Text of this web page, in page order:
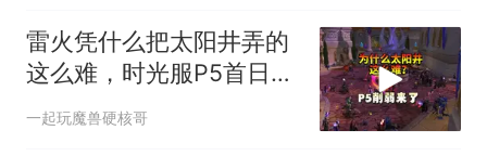
雷火凭什么把太阳井弄的
这么难，时光服P5首日全
员坐牢！
一起玩魔兽硬核哥